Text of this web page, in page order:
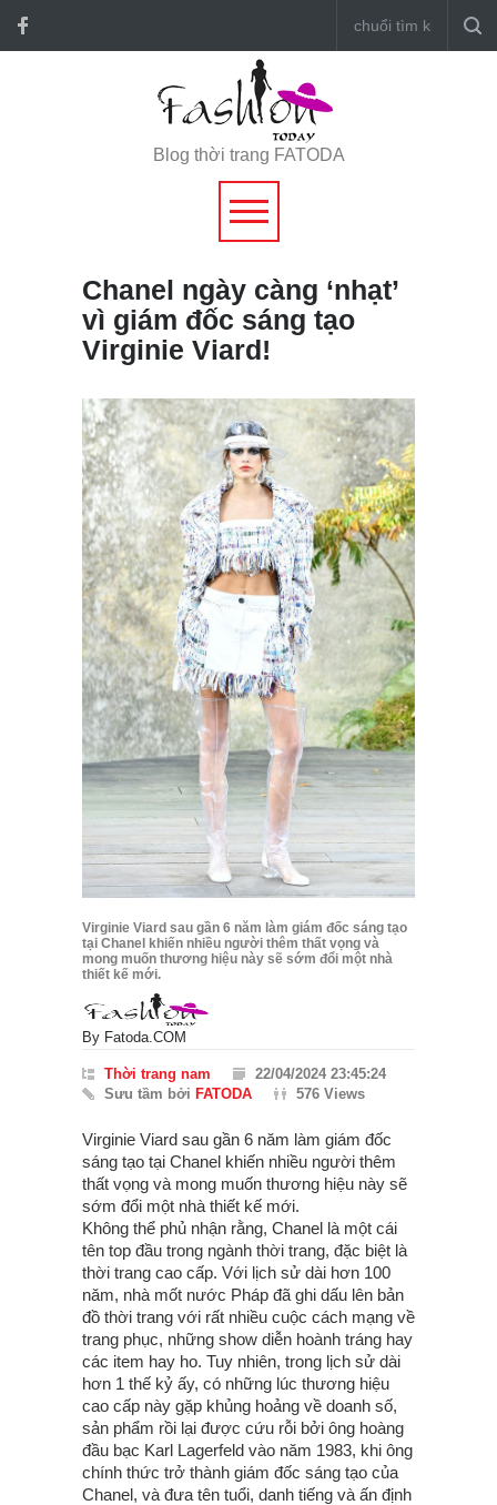
Blog thời trang FATODA
Chanel ngày càng ‘nhạt’
vì giám đốc sáng tạo
Virginie Viard!
Virginie Viard sau gần 6 năm làm giám đốc sáng tạo
tại Chanel khiến nhiều người thêm thất vọng và
mong muốn thương hiệu này sẽ sớm đổi một nhà
thiết kế mới.
By Fatoda.COM
Thời trang nam
22/04/2024 23:45:24
Sưu tầm bởi FATODA 576 Views
Virginie Viard sau gần 6 năm làm giám đốc
sáng tạo tại Chanel khiến nhiều người thêm
thất vọng và mong muốn thương hiệu này sẽ
sớm đổi một nhà thiết kế mới.
Không thể phủ nhận rằng, Chanel là một cái
tên top đầu trong ngành thời trang, đặc biệt là
thời trang cao cấp. Với lịch sử dài hơn 100
năm, nhà mốt nước Pháp đã ghi dấu lên bản
đồ thời trang với rất nhiều cuộc cách mạng về
trang phục, những show diễn hoành tráng hay
các item hay ho. Tuy nhiên, trong lịch sử dài
hơn 1 thế kỷ ấy, có những lúc thương hiệu
cao cấp này gặp khủng hoảng về doanh số,
sản phẩm rồi lại được cứu rỗi bởi ông hoàng
đầu bạc Karl Lagerfeld vào năm 1983, khi ông
chính thức trở thành giám đốc sáng tạo của
Chanel, và đưa tên tuổi, danh tiếng và ấn định